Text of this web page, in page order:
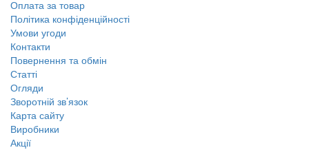
Оплата за товар
Політика конфіденційності
Умови угоди
Контакти
Повернення та обмін
Статті
Огляди
Зворотній зв’язок
Карта сайту
Виробники
Акції